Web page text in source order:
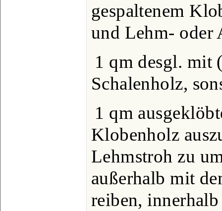
gespaltenem
und Lehm- oder
1 qm desgl. mit
Schalenholz,
1 qm
Klobenholz
Lehmstroh zu
außerhalb mit
reiben,